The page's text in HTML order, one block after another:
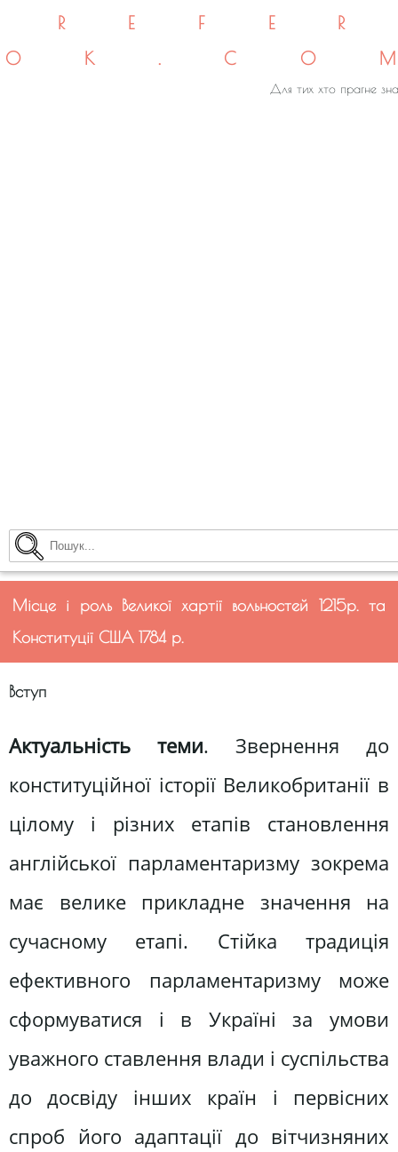
Для тих хто прагне
Місце і роль Великої хартії вольностей 1215р. та
Конституції США 1784 р.
Вступ
Актуальність теми. Звернення до
конституційної історії Великобританії в
цілому і різних етапів становлення
англійської парламентаризму зокрема
має велике прикладне значення на
сучасному етапі. Стійка традиція
ефективного парламентаризму може
сформуватися і в Україні за умови
уважного ставлення влади і суспільства
до досвіду інших країн і первісних
спроб його адаптації до вітчизняних